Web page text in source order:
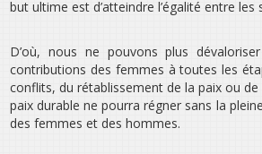
but ultime est d’atteindre l’égalité entre les
D’où, nous ne pouvons plus
contributions des femmes à toutes les
conflits, du rétablissement de la paix ou
paix durable ne pourra régner sans la
des femmes et des hommes.